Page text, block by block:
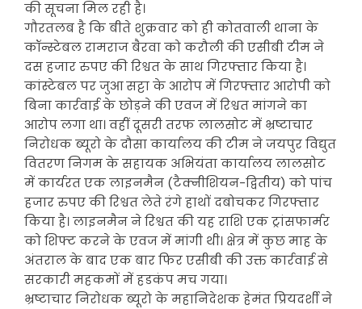
की सूचना मिल रही है।
गौरतलब है कि बीते शुक्रवार को ही कोतवाली थाना के
कॉन्स्टेबल रामराज बैरवा को करौली की एसीबी टीम ने
दस हजार रुपए की रिश्वत के साथ गिरफ्तार किया है।
कांस्टेबल पर जुआ सट्टा के आरोप में गिरफ्तार आरोपी को
बिना कार्रवाई के छोड़ने की एवज में रिश्वत मांगने का
आरोप लगा था। वहीं दूसरी तरफ लालसोट में भ्रष्टाचार
निरोधक ब्यूरो के दौसा कार्यालय की टीम ने जयपुर विद्युत
वितरण निगम के सहायक अभियंता कार्यालय लालसोट
में कार्यरत एक लाइनमैन (टैक्नीशियन-द्वितीय) को पांच
हजार रुपए की रिश्वत लेते रंगे हाथों दबोचकर गिरफ्तार
किया है। लाइनमैन ने रिश्वत की यह राशि एक ट्रांसफार्मर
को शिफ्ट करने के एवज में मांगी थी। क्षेत्र में कुछ माह के
अंतराल के बाद एक बार फिर एसीबी की उक्त कार्रवाई से
सरकारी महकमों में हडकंप मच गया।
भ्रष्टाचार निरोधक ब्यूरो के महानिदेशक हेमंत प्रियदर्शी ने